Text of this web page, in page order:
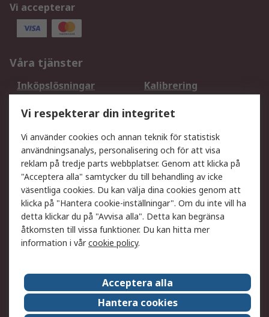
Vi accepterar
Våra tjänster
Inköpslösningar
Kalibrering
DesignSpark
Teknisk Support
Ditt lokala säljteam
Exportlösningar
Support
Få hjälp
Retur av varor
Leverans
Spåra din order
Begär en fakturakopi
Fördelar med RS-konto
Betalningsalternativ
Om RS
Försäljningsvillkor
Det juridiska
Press Centre
Vi respekterar din integritet
Vi använder cookies och annan teknik för statistisk
användningsanalys, personalisering och för att visa
reklam på tredje parts webbplatser. Genom att klicka på
"Acceptera alla" samtycker du till behandling av icke
väsentliga cookies. Du kan välja dina cookies genom att
klicka på "Hantera cookie-inställningar". Om du inte vill ha
detta klickar du på "Avvisa alla". Detta kan begränsa
åtkomsten till vissa funktioner. Du kan hitta mer
information i vårcookie policy.
Acceptera alla
Hantera cookies